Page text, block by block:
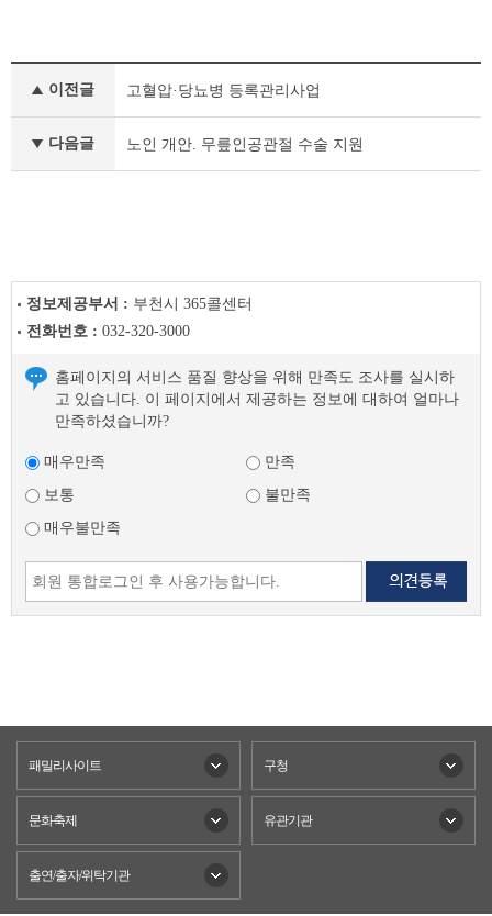
형
이전글 고혈압·당뇨병 등록관리사업
다음글 노인 개안. 무릎인공관절 수술 지원
정보제공부서 : 부천시 365콜센터
전화번호 : 032-320-3000
홈페이지의 서비스 품질 향상을 위해 만족도 조사를 실시하
고 있습니다. 이 페이지에서 제공하는 정보에 대하여 얼마나
만족하셨습니까?
매우만족
만족
보통
불만족
매우불만족
패밀리사이트 구청
문화축제 유관기관
출연/출자/위탁기관